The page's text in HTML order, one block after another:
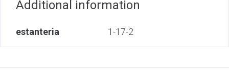
Additional information
estanteria 1-17-2